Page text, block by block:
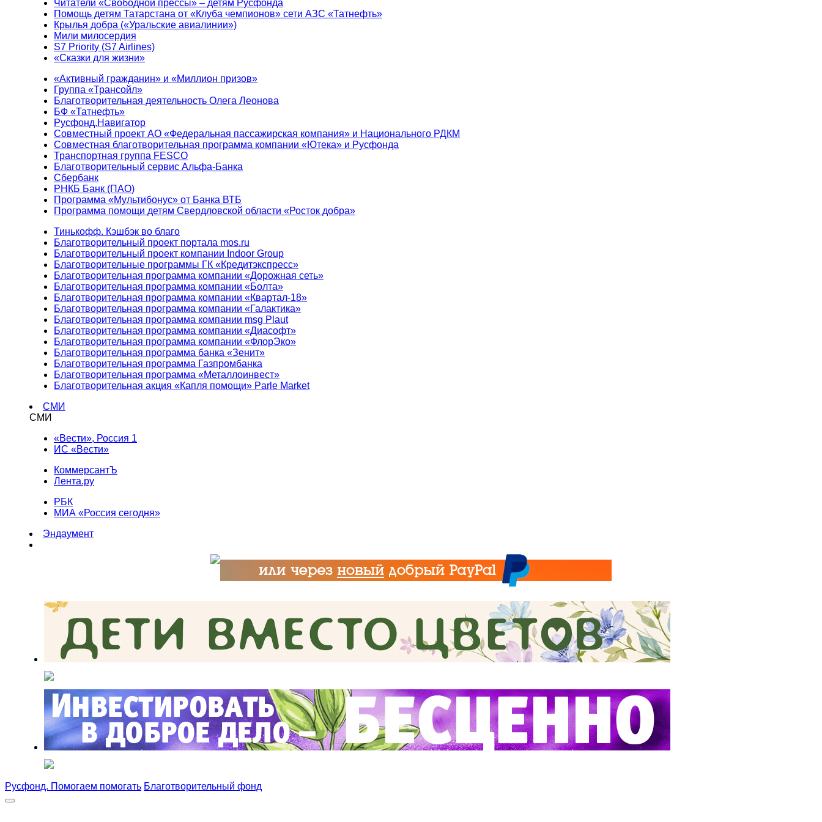
Читатели «Свободной прессы» – детям Русфонда
Помощь детям Татарстана от «Клуба чемпионов» сети АЗС «Татнефть»
Крылья добра («Уральские авиалинии»)
Мили милосердия
S7 Priority (S7 Airlines)
«Сказки для жизни»
«Активный гражданин» и «Миллион призов»
Группа «Трансойл»
Благотворительная деятельность Олега Леонова
БФ «Татнефть»
Русфонд.Навигатор
Совместный проект АО «Федеральная пассажирская компания» и Национального РДКМ
Совместная благотворительная программа компании «Ютека» и Русфонда
Транспортная группа FESCO
Благотворительный сервис Альфа-Банка
Сбербанк
РНКБ Банк (ПАО)
Программа «Мультибонус» от Банка ВТБ
Программа помощи детям Свердловской области «Росток добра»
Тинькофф. Кэшбэк во благо
Благотворительный проект портала mos.ru
Благотворительный проект компании Indoor Group
Благотворительные программы ГК «Кредитэкспресс»
Благотворительная программа компании «Дорожная сеть»
Благотворительная программа компании «Болта»
Благотворительная программа компании «Квартал-18»
Благотворительная программа компании «Галактика»
Благотворительная программа компании msg Plaut
Благотворительная программа компании «Диасофт»
Благотворительная программа компании «ФлорЭко»
Благотворительная программа банка «Зенит»
Благотворительная программа Газпромбанка
Благотворительная программа «Металлоинвест»
Благотворительная акция «Капля помощи» Parle Market
СМИ
СМИ
«Вести», Россия 1
ИС «Вести»
КоммерсантЪ
Лента.ру
РБК
МИА «Россия сегодня»
Эндаумент
Русфонд. Помогаем помогать Благотворительный фонд